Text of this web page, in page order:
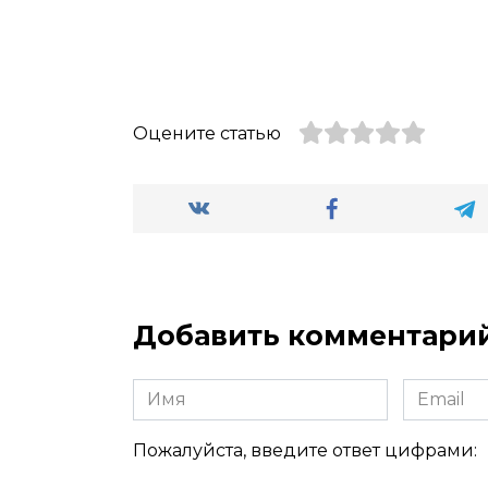
Оцените статью
Добавить
Имя Email
Пожалуйста, введите ответ цифрами: